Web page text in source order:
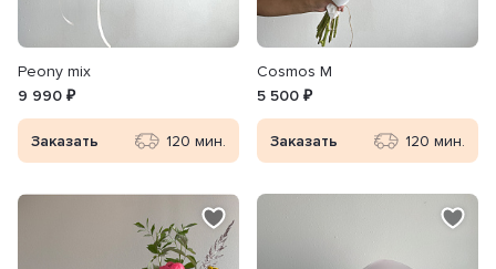
Peony mix
9 990 ₽
Заказать 120 мин.
Cosmos M
5 500 ₽
Заказать 120 мин.